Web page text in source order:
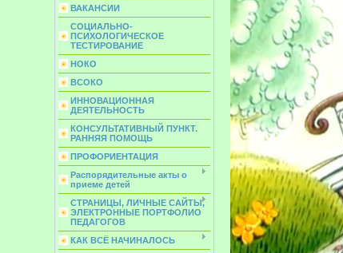
ВАКАНСИИ
СОЦИАЛЬНО-
ПСИХОЛОГИЧЕСКОЕ
ТЕСТИРОВАНИЕ
НОКО
ВСОКО
ИННОВАЦИОННАЯ
ДЕЯТЕЛЬНОСТЬ
КОНСУЛЬТАТИВНЫЙ ПУНКТ.
РАННЯЯ ПОМОЩЬ
ПРОФОРИЕНТАЦИЯ
Распорядительные акты о
приеме детей
СТРАНИЦЫ, ЛИЧНЫЕ САЙТЫ,
ЭЛЕКТРОННЫЕ ПОРТФОЛИО
ПЕДАГОГОВ
КАК ВСЁ НАЧИНАЛОСЬ